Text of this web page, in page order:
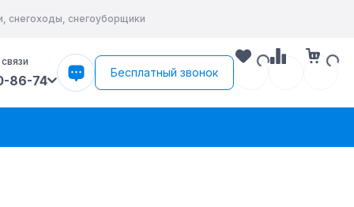
снегоходы, снегоуборщики
86-74
Бесплатный звонок